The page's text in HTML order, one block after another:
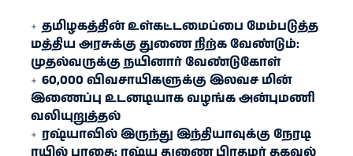
தமிழகத்தின் உள்கட்டமைப்பை மேம்படுத்த
மத்திய அரசுக்கு துணை நிற்க வேண்டும்:
முதல்வருக்கு நயினார் வேண்டுகோள்
60,000 விவசாயிகளுக்கு இலவச மின்
இணைப்பு உடனடியாக வழங்க அன்புமணி
வலியுறுத்தல்
ரஷ்யாவில் இருந்து இந்தியாவுக்கு நேரடி